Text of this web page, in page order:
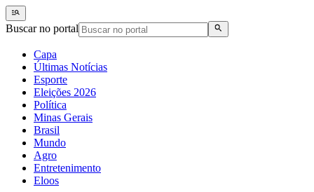
Buscar no portal
Capa
Últimas Notícias
Esporte
Eleições 2026
Política
Minas Gerais
Brasil
Mundo
Agro
Entretenimento
Eloos